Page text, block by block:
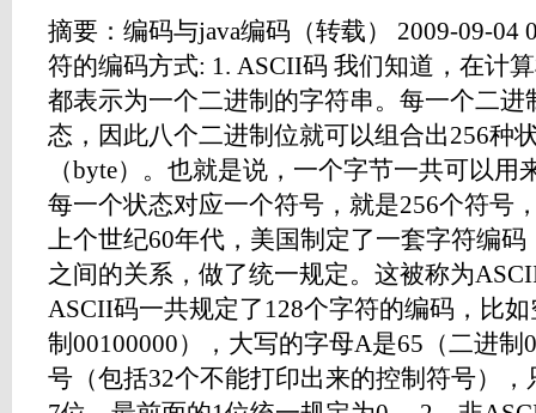
摘要：编码与java编码（转载） 2009-09-04
符的编码方式: 1. ASCII码 我们知道，在计
都表示为一个二进制的字符串。每一个二
态，因此八个二进制位就可以组合出256种
（byte）。也就是说，一个字节一共可以
每一个状态对应一个符号，就是256个符号
上个世纪60年代，美国制定了一套字符编
之间的关系，做了统一规定。这被称为
ASCII码一共规定了128个字符的编码，比如
制00100000），大写的字母A是65（二进制
号（包括32个不能打印出来的控制符号）